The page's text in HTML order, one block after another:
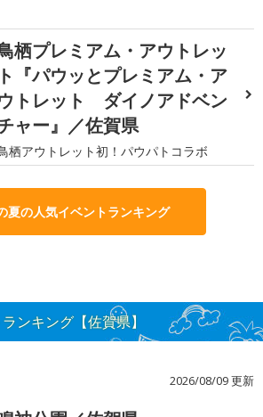
栖プレミアム・アウトレッ
ト『パウッとプレミアム・ア
トレット ダイノアドベン
ャー』／佐賀県
栖アウトレット初！パウパトコラボ
夏の人気イベントランキング
ンキング【佐賀県】
2026/08/09 更新